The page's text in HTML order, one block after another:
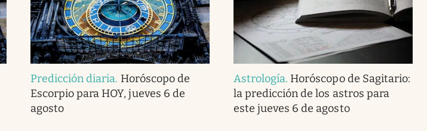
Predicción diaria. Horóscopo de
Escorpio para HOY, jueves 6 de
agosto
Astrología. Horóscopo de Sagitario:
la predicción de los astros para
este jueves 6 de agosto